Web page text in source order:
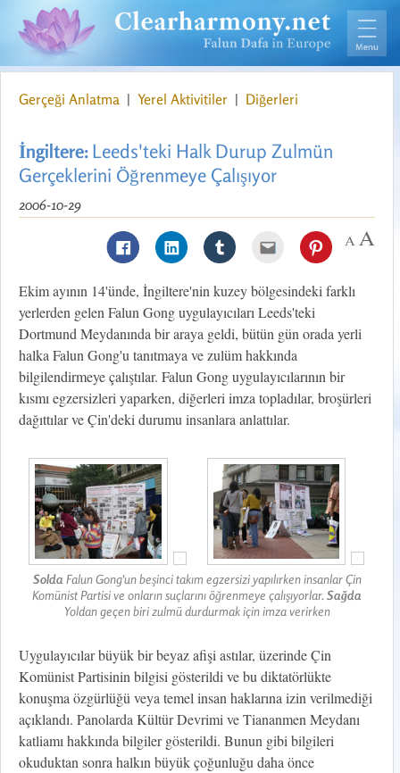
Gerçeği Anlatma | Yerel Aktivitiler | Diğerleri
İngiltere:Leeds'teki Halk Durup Zulmün
Gerçeklerini Öğrenmeye Çalışıyor
2006-10-29
Ekim ayının 14'ünde, İngiltere'nin kuzey bölgesindeki farklı
yerlerden gelen Falun Gong uygulayıcıları Leeds'teki
Dortmund Meydanında bir araya geldi, bütün gün orada yerli
halka Falun Gong'u tanıtmaya ve zulüm hakkında
bilgilendirmeye çalıştılar. Falun Gong uygulayıcılarının bir
kısmı egzersizleri yaparken, diğerleri imza topladılar, broşürleri
dağıttılar ve Çin'deki durumu insanlara anlattılar.
SoldaFalun Gong'un beşinci takım egzersizi yapılırken insanlar Çin
Komünist Partisi ve onların suçlarını öğrenmeye çalışıyorlar.Sağda
Yoldan geçen biri zulmü durdurmak için imza verirken
Uygulayıcılar büyük bir beyaz afişi astılar, üzerinde Çin
Komünist Partisinin bilgisi gösterildi ve bu diktatörlükte
konuşma özgürlüğü veya temel insan haklarına izin verilmediği
açıklandı. Panolarda Kültür Devrimi ve Tiananmen Meydanı
katliamı hakkında bilgiler gösterildi. Bunun gibi bilgileri
okuduktan sonra halkın büyük çoğunluğu daha önce